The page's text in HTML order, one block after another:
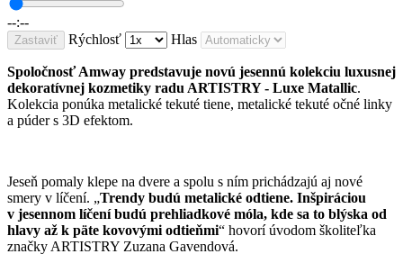
--:--
Zastaviť Rýchlosť Hlas
Spoločnosť Amway predstavuje novú jesennú kolekciu luxusnej
dekoratívnej kozmetiky radu ARTISTRY - Luxe Matallic.
Kolekcia ponúka metalické tekuté tiene, metalické tekuté očné linky
a púder s 3D efektom.
Jeseň pomaly klepe na dvere a spolu s ním prichádzajú aj nové
smery v líčení. „Trendy budú metalické odtiene. Inšpiráciou
v jesennom líčení budú prehliadkové móla, kde sa to blýska od
hlavy až k päte kovovými odtieňmi“ hovorí úvodom školiteľka
značky ARTISTRY Zuzana Gavendová.